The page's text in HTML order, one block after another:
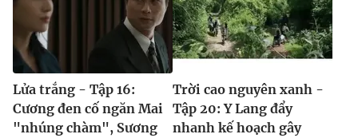
Lửa trắng - Tập 16:
Cương đen cố ngăn Mai
"nhúng chàm", Sương
Trời cao nguyên xanh -
Tập 20: Y Lang đẩy
nhanh kế hoạch gây